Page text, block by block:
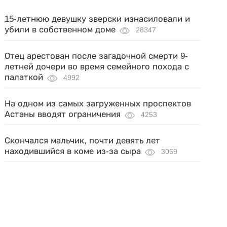
15-летнюю девушку зверски изнасиловали и
убили в собственном доме
28347
Отец арестован после загадочной смерти 9-
летней дочери во время семейного похода с
палаткой
4992
На одном из самых загруженных проспектов
Астаны вводят ограничения
4253
Скончался мальчик, почти девять лет
находившийся в коме из-за сыра
3069